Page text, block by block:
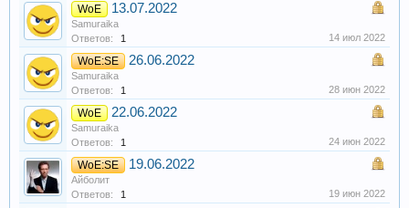
WoE 13.07.2022
Samuraika
Ответов:
1 14 июл 2022
WoE:SE 26.06.2022
Samuraika
Ответов:
1 28 июн 2022
WoE 22.06.2022
Samuraika
Ответов:
1 24 июн 2022
WoE:SE 19.06.2022
Айболит
Ответов:
1 19 июн 2022